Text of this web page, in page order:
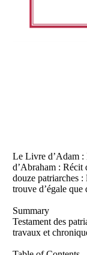
Le Livre d’Adam :
d’Abraham : Récit
douze patriarches
trouve d’égale que
Summary
Testament des
travaux et